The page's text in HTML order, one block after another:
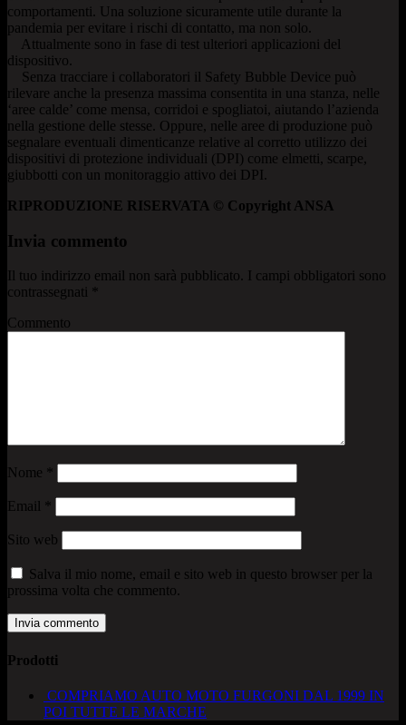
comportamenti. Una soluzione sicuramente utile durante la
pandemia per evitare i rischi di contatto, ma non solo.
Attualmente sono in fase di test ulteriori applicazioni del
dispositivo.
Senza tracciare i collaboratori il Safety Bubble Device può
rilevare anche la presenza massima consentita in una stanza, nelle
‘aree calde’ come mensa, corridoi e spogliatoi, aiutando l’azienda
nella gestione delle stesse. Oppure, nelle aree di produzione può
segnalare eventuali dimenticanze relative al corretto utilizzo dei
dispositivi di protezione individuali (DPI) come elmetti, scarpe,
giubbotti con un monitoraggio attivo dei DPI.
RIPRODUZIONE RISERVATA © Copyright ANSA
Invia commento
Il tuo indirizzo email non sarà pubblicato.
I campi obbligatori sono
contrassegnati
Commento
Nome
Email
Sito web
Salva il mio nome, email e sito web in questo browser per la
prossima volta che commento.
Prodotti
COMPRIAMO AUTO MOTO FURGONI DAL 1999 IN
POI TUTTE LE MARCHE